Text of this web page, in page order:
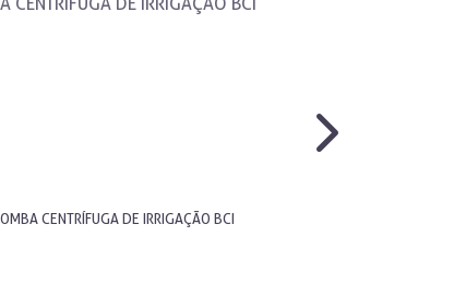
CENTRÍFUGA DE IRRIGAÇÃO BCI